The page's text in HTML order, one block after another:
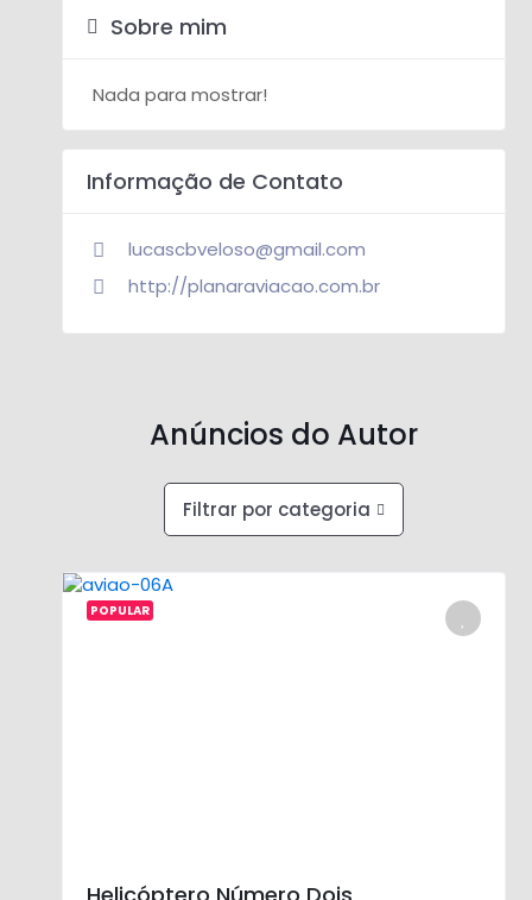
Sobre mim
Nada para mostrar!
Informação de Contato
lucascbveloso@gmail.com
http://planaraviacao.com.br
Anúncios do Autor
Filtrar por categoria
POPULAR